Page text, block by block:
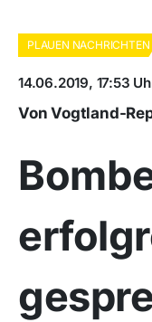
PLAUEN NACHRICHTEN
14.06.2019, 17:53
Von Vogtland-